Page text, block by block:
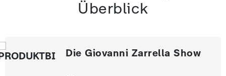
Überblick
Die Giovanni Zarrella Show